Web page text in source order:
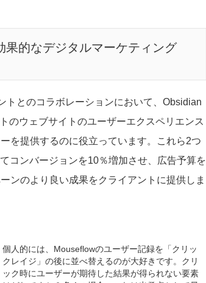
的なデジタルマーケティング
トとのコラボレーションにおいて、Obsidian
のウェブサイトのユーザーエクスペリエンス
を提供するのに役立っています。これら2つ
コンバージョンを10％増加させ、広告予算を
ンのより良い成果をクライアントに提供しま
個人的には、Mouseflowのユーザー記録を「クリッ
クレイジ」の後に並べ替えるのが大好きです。クリ
ック時にユーザーが期待した結果が得られない要素